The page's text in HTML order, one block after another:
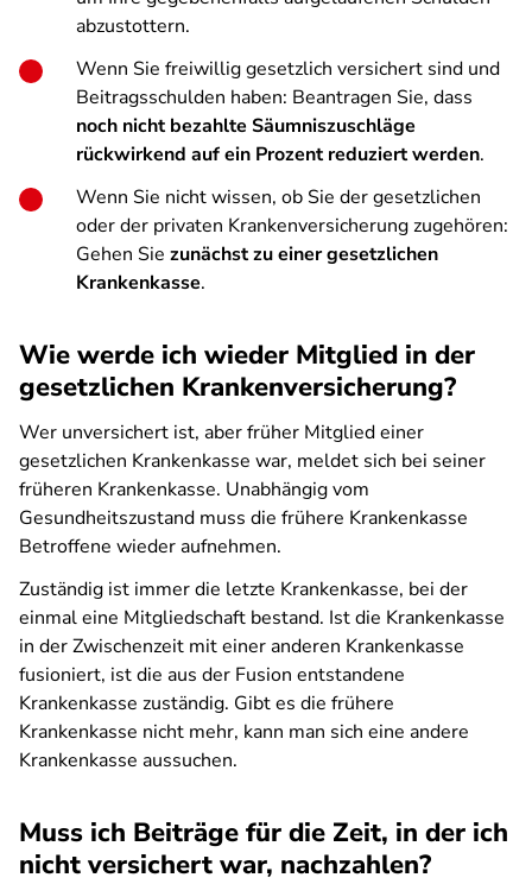
abzustottern.
Wenn Sie freiwillig gesetzlich versichert sind und
Beitragsschulden haben: Beantragen Sie, dass
noch nicht bezahlte Säumniszuschläge
rückwirkend auf ein Prozent reduziert werden.
Wenn Sie nicht wissen, ob Sie der gesetzlichen
oder der privaten Krankenversicherung zugehören:
Gehen Sie zunächst zu einer gesetzlichen
Krankenkasse.
Wie werde ich wieder Mitglied in der
gesetzlichen Krankenversicherung?
Wer unversichert ist, aber früher Mitglied einer
gesetzlichen Krankenkasse war, meldet sich bei seiner
früheren Krankenkasse. Unabhängig vom
Gesundheitszustand muss die frühere Krankenkasse
Betroffene wieder aufnehmen.
Zuständig ist immer die letzte Krankenkasse, bei der
einmal eine Mitgliedschaft bestand. Ist die Krankenkasse
in der Zwischenzeit mit einer anderen Krankenkasse
fusioniert, ist die aus der Fusion entstandene
Krankenkasse zuständig. Gibt es die frühere
Krankenkasse nicht mehr, kann man sich eine andere
Krankenkasse aussuchen.
Muss ich Beiträge für die Zeit, in der ich
nicht versichert war, nachzahlen?